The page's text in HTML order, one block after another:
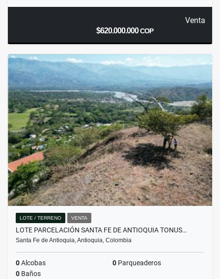
Venta
$620.000.000COP
LOTE / TERRENO VENTA
LOTE PARCELACIÓN SANTA FE DE ANTIOQUIA TONUS…
Santa Fe de Antioquia, Antioquia, Colombia
0Alcobas 0 Parqueaderos
0 Baños